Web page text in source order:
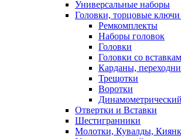
Универсальные наборы
Головки, торцовые
Ремкомплекты
Наборы головок
Головки
Головки со
Карданы,
Трещотки
Воротки
Отвертки и Вставки
Шестигранники
Молотки, Кувалды,